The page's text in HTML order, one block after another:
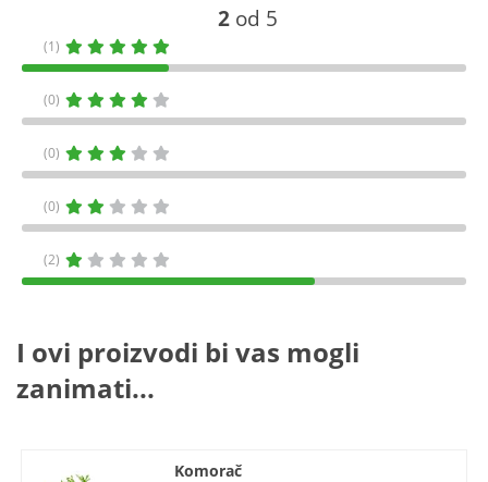
2 od 5
(1)
(0)
(0)
(0)
(2)
I ovi proizvodi bi vas mogli
zanimati...
Komorač